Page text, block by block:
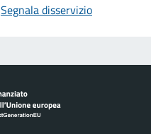
Segnala disservizio